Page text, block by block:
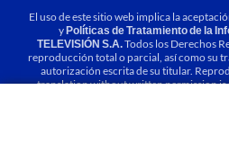
El uso de este sitio web implica la
yPolíticas de Tratamiento de la
TELEVISIÓN S.A.Todos los Derechos
reproducción total o parcial, así como su
autorización escrita de su titular.
translation without written permission